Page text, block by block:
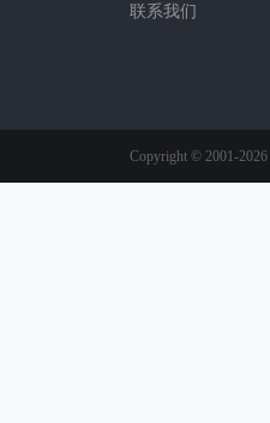
联系我们
Copyright © 2001-2026